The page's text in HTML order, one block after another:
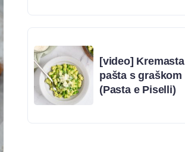
[video] Kremasta
pašta s graškom
(Pasta e Piselli)